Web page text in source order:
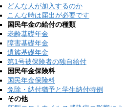
どんな人が加入するのか
こんな時は届出が必要です
国民年金の給付の種類
老齢基礎年金
障害基礎年金
遺族基礎年金
第1号被保険者の独自給付
国民年金保険料
国民年金保険料
免除・納付猶予と学生納付特例
その他